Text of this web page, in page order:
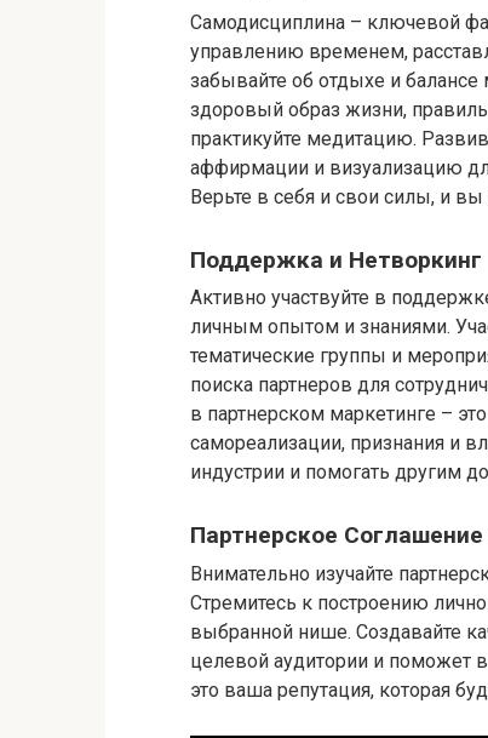
Самодисциплина – ключевой
управлению временем,
забывайте об отдыхе и
здоровый образ жизни,
практикуйте медитацию.
аффирмации и визуализацию
Верьте в себя и свои силы, и
Поддержка и Нетворкинг
Активно участвуйте в
личным опытом и знаниями.
тематические группы и
поиска партнеров для
в партнерском маркетинге –
самореализации, признания и
индустрии и помогать другим
Партнерское
Внимательно изучайте
Стремитесь к построению
выбранной нише. Создавайте
целевой аудитории и поможет
это ваша репутация, которая